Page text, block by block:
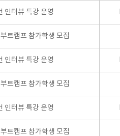
인터뷰 특강 운영
트캠프 참가학생 모집
인터뷰 특강 운영
트캠프 참가학생 모집
인터뷰 특강 운영
트캠프 참가학생 모집